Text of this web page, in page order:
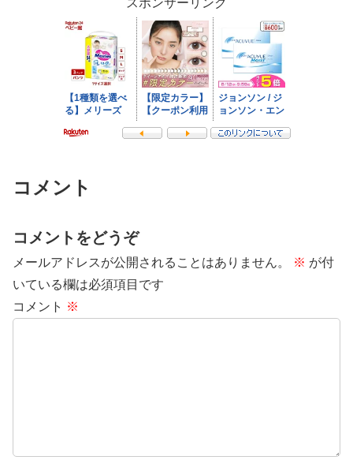
コメント
コメントをどうぞ
メールアドレスが公開されることはありません。 ※ が付
いている欄は必須項目です
コメント ※